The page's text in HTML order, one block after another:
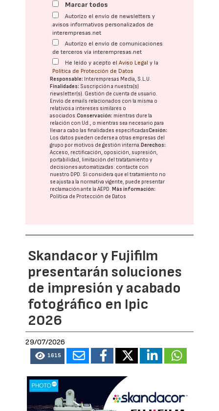
Marcar todos
Autorizo el envío de newsletters y
avisos informativos personalizados de
interempresas.net
Autorizo el envío de comunicaciones
de terceros vía interempresas.net
He leído y acepto elAviso Legal y la
Política de Protección de Datos
Responsable: Interempresas Media, S.L.U.
Finalidades: Suscripción a nuestra(s)
newsletter(s). Gestión de cuenta de usuario.
Envío de emails relacionados con la misma o
relativos a intereses similares o
asociados.Conservación: mientras dure la
relación con Ud., o mientras sea necesario para
llevar a cabo las finalidades especificadasCesión:
Los datos pueden cederse a otras empresas del
grupo por motivos de gestión interna. Derechos:
Acceso, rectificación, oposición, supresión,
portabilidad, limitación del tratatamiento y
decisiones automatizadas: contacte con
nuestro DPD. Si considera que el tratamiento no
se ajusta a la normativa vigente, puede presentar
reclamación ante laAEPD. Más información:
Política de Protección de Datos
Skandacor y Fujifilm
presentarán soluciones
de impresión y acabado
fotográfico en Ipic
2026
29/07/2026
1615